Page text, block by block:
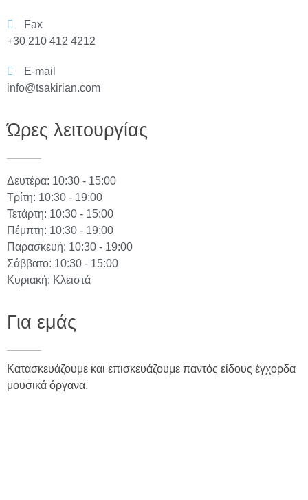
Fax
+30 210 412 4212
E-mail
info@tsakirian.com
Ώρες λειτουργίας
Δευτέρα: 10:30 - 15:00
Τρίτη: 10:30 - 19:00
Τετάρτη: 10:30 - 15:00
Πέμπτη: 10:30 - 19:00
Παρασκευή: 10:30 - 19:00
Σάββατο: 10:30 - 15:00
Κυριακή: Κλειστά
Για εμάς
Κατασκευάζουμε και επισκευάζουμε παντός είδους έγχορδα
μουσικά όργανα.